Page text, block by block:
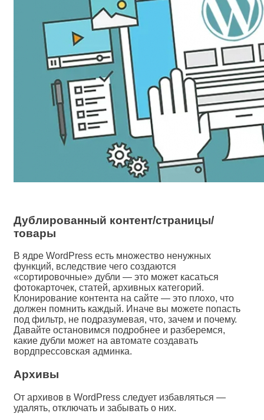
Дублированный контент/страницы/
товары
В ядре WordPress есть множество ненужных
функций, вследствие чего создаются
«сортировочные» дубли — это может касаться
фотокарточек, статей, архивных категорий.
Клонирование контента на сайте — это плохо, что
должен помнить каждый. Иначе вы можете попасть
под фильтр, не подразумевая, что, зачем и почему.
Давайте остановимся подробнее и разберемся,
какие дубли может на автомате создавать
вордпрессовская админка.
Архивы
От архивов в WordPress следует избавляться —
удалять, отключать и забывать о них.